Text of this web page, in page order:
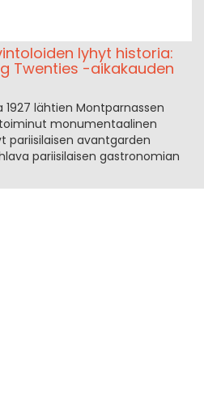
lyhyt historia:
Twenties -aikakauden
lähtien Montparnassen
monumentaalinen
pariisilaisen avantgarden
pariisilaisen gastronomian